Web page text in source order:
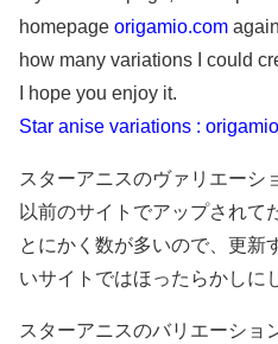
homepage origamio.com
how many variations I could
I hope you enjoy it.
Star anise variations :
スターアニスのヴァリエーシ
以前のサイトでアップされて
とにかく数が多いので、更新
いサイトではほったらかしに
スターアニスのバリエーショ